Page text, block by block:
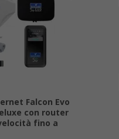
Falcon Evo
con router
fino a